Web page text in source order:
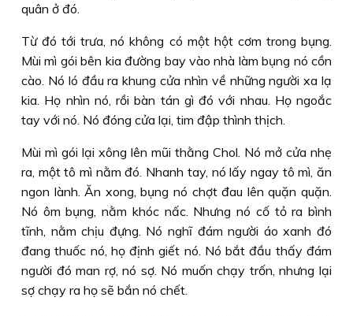
quân ở đó.
Từ đó tới trưa, nó không có một hột cơm trong bụng.
Mùi mì gói bên kia đường bay vào nhà làm bụng nó cồn
cào. Nó ló đầu ra khung cửa nhìn về những người xa lạ
kia. Họ nhìn nó, rồi bàn tán gì đó với nhau. Họ ngoắc
tay với nó. Nó đóng cửa lại, tim đập thình thịch.
Mùi mì gói lại xông lên mũi thằng Chol. Nó mở cửa nhẹ
ra, một tô mì nằm đó. Nhanh tay, nó lấy ngay tô mì, ăn
ngon lành. Ăn xong, bụng nó chợt đau lên quặn quặn.
Nó ôm bụng, nằm khóc nấc. Nhưng nó cố tỏ ra bình
tĩnh, nằm chịu đựng. Nó nghĩ đám người áo xanh đó
đang thuốc nó, họ định giết nó. Nó bắt đầu thấy đám
người đó man rợ, nó sợ. Nó muốn chạy trốn, nhưng lại
sợ chạy ra họ sẽ bắn nó chết.